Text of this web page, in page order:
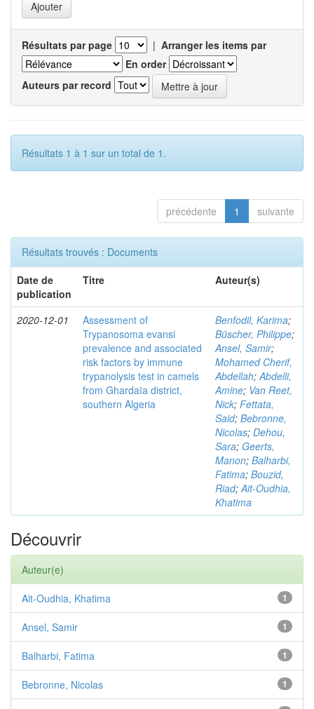
Résultats par page | Arranger les items par
En order
Auteurs par record
Résultats 1 à 1 sur un total de 1.
précédente 1 suivante
Résultats trouvés : Documents
Date de
publication
Titre Auteur(s)
2020-12-01
Assessment of
Trypanosoma evansi
prevalence and associated
risk factors by immune
trypanolysis test in camels
from Ghardaïa district,
southern Algeria
Benfodil, Karima;
Büscher, Philippe;
Ansel, Samir;
Mohamed Cherif,
Abdellah;Abdelli,
Amine; Van Reet,
Nick; Fettata,
Said; Bebronne,
Nicolas; Dehou,
Sara; Geerts,
Manon; Balharbi,
Fatima; Bouzid,
Riad;Ait-Oudhia,
Khatima
Découvrir
Auteur(e)
1
Ait-Oudhia, Khatima
1
Ansel, Samir
1
Balharbi, Fatima
1
Bebronne, Nicolas